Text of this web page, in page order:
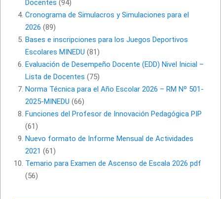
Docentes (94)
Cronograma de Simulacros y Simulaciones para el
2026 (89)
Bases e inscripciones para los Juegos Deportivos
Escolares MINEDU (81)
Evaluación de Desempeño Docente (EDD) Nivel Inicial –
Lista de Docentes (75)
Norma Técnica para el Año Escolar 2026 – RM Nº 501-
2025-MINEDU (66)
Funciones del Profesor de Innovación Pedagógica PIP
(61)
Nuevo formato de Informe Mensual de Actividades
2021 (61)
Temario para Examen de Ascenso de Escala 2026 pdf
(56)